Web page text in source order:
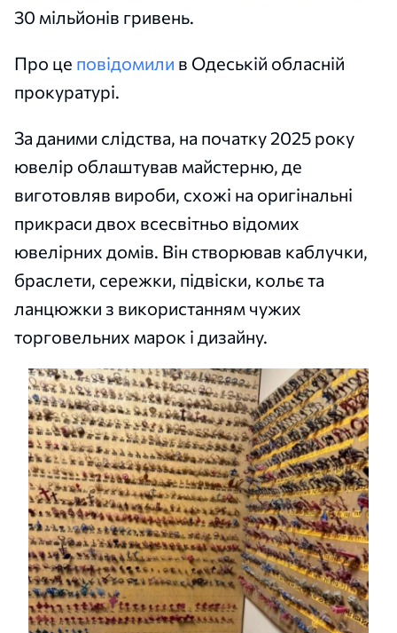
30 мільйонів гривень.
Про це повідомили в Одеській обласній
прокуратурі.
За даними слідства, на початку 2025 року
ювелір облаштував майстерню, де
виготовляв вироби, схожі на оригінальні
прикраси двох всесвітньо відомих
ювелірних домів. Він створював каблучки,
браслети, сережки, підвіски, кольє та
ланцюжки з використанням чужих
торговельних марок і дизайну.